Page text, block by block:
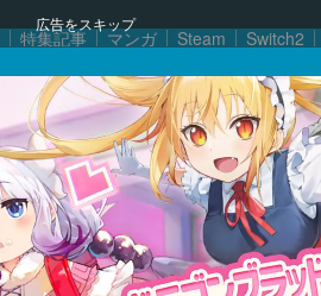
広告をスキップ
特集記事 マンガ Steam Switch2